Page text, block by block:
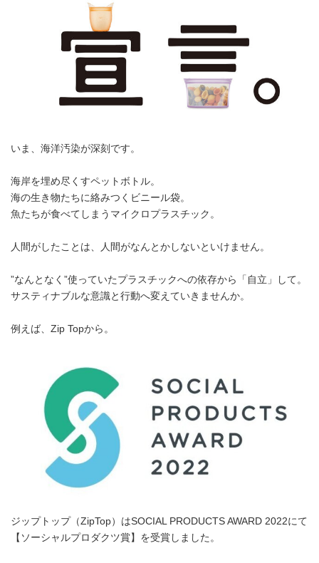
いま、海洋汚染が深刻です。
海岸を埋め尽くすペットボトル。
海の生き物たちに絡みつくビニール袋。
魚たちが食べてしまうマイクロプラスチック。
人間がしたことは、人間がなんとかしないといけません。
”なんとなく”使っていたプラスチックへの依存から「自立」して。
サスティナブルな意識と行動へ変えていきませんか。
例えば、Zip Topから。
ジップトップ（ZipTop）はSOCIAL PRODUCTS AWARD 2022にて
【ソーシャルプロダクツ賞】を受賞しました。